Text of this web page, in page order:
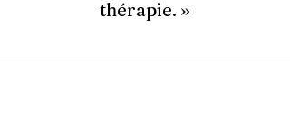
thérapie. »